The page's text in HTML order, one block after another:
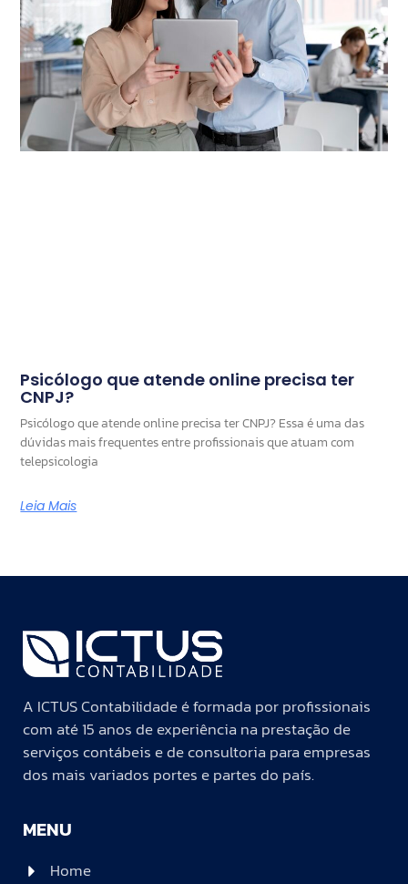
Psicólogo que atende online precisa ter
CNPJ?
Psicólogo que atende online precisa ter CNPJ? Essa é uma das
dúvidas mais frequentes entre profissionais que atuam com
telepsicologia
Leia Mais
A ICTUS Contabilidade é formada por profissionais
com até 15 anos de experiência na prestação de
serviços contábeis e de consultoria para empresas
dos mais variados portes e partes do país.
MENU
Home